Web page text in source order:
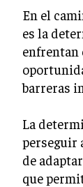
En el
es la
enfrentan
barreras
La
perseguir
de
que